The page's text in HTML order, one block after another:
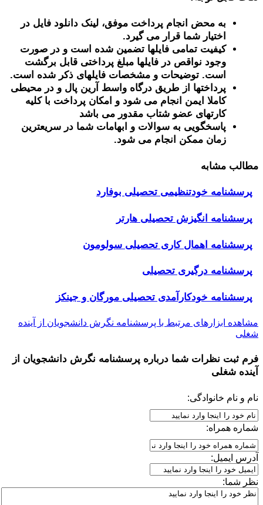
به محض انجام پرداخت موفق، لینک دانلود فایل در
اختیار شما قرار می گیرد.
کیفیت تمامی فایلها تضمین شده است و در صورت
وجود نواقص در فایلها مبلغ پرداختی قابل برگشت
است. توضیحات و مشخصات فایلهای ذکر شده است.
پرداختها از طریق درگاه واسط آرین پال و در محیطی
کاملا ایمن انجام می شود و امکان پرداخت با کلیه
کارتهای عضو شتاب مقدور می باشد
پاسخگویی به سوالات و ابهامات شما در سریعترین
زمان ممکن انجام می شود.
مطالب مشابه
پرسشنامه خودتنظیمی تحصیلی بوفارد
پرسشنامه انگیزش تحصیلی هارتر
پرسشنامه اهمال کاری تحصیلی سولومون
پرسشنامه درگیری تحصیلی
پرسشنامه خودکارآمدی تحصیلی مورگان و جینکز
مشاهده ابزارهای مرتبط با پرسشنامه نگرش دانشجویان از آینده
شغلی
فرم ثبت نظرات شما درباره پرسشنامه نگرش دانشجویان از
آینده شغلی
نام و نام خانوادگی:
شماره همراه:
آدرس ایمیل:
نظر شما: